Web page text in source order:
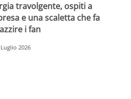
travolgente, ospiti a
e una scaletta che fa
i fan
Luglio 2026